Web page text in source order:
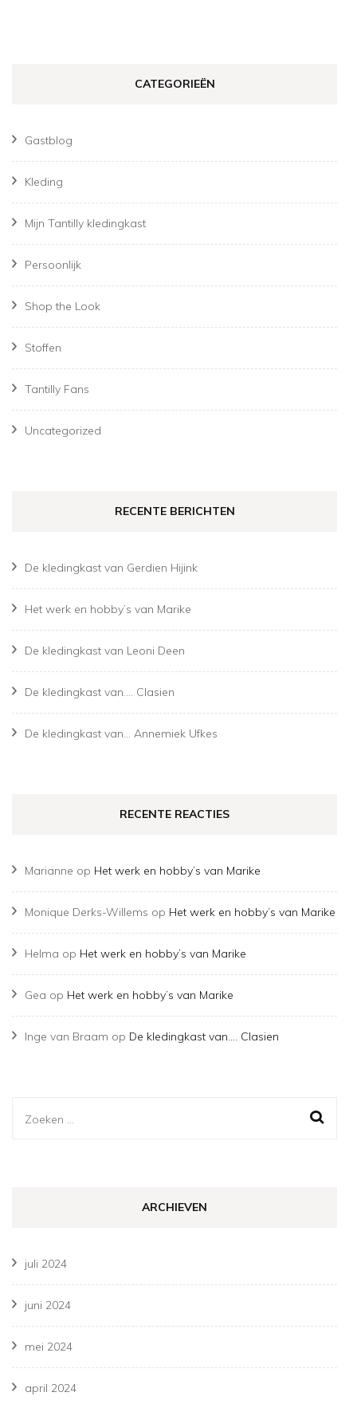
CATEGORIEËN
Gastblog
Kleding
Mijn Tantilly kledingkast
Persoonlijk
Shop the Look
Stoffen
Tantilly Fans
Uncategorized
RECENTE BERICHTEN
De kledingkast van Gerdien Hijink
Het werk en hobby’s van Marike
De kledingkast van Leoni Deen
De kledingkast van…. Clasien
De kledingkast van… Annemiek Ufkes
RECENTE REACTIES
Marianne op Het werk en hobby’s van Marike
Monique Derks-Willems op Het werk en hobby’s van Marike
Helma op Het werk en hobby’s van Marike
Gea op Het werk en hobby’s van Marike
Inge van Braam op De kledingkast van…. Clasien
Zoeken
ARCHIEVEN
juli 2024
juni 2024
mei 2024
april 2024